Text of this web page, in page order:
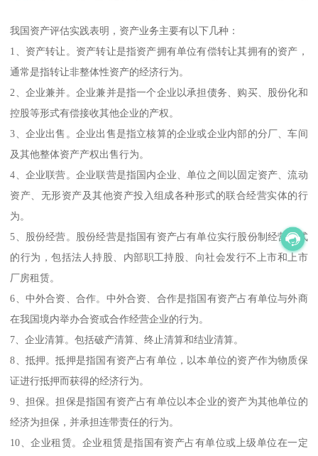
我国资产评估实践表明，资产业务主要有以下几种：
1、资产转让。资产转让是指资产拥有单位有偿转让其拥有的资产，
通常是指转让非整体性资产的经济行为。
2、企业兼并。企业兼并是指一个企业以承担债务、购买、股份化和
控股等形式有偿接收其他企业的产权。
3、企业出售。企业出售是指立核算的企业或企业内部的分厂、车间
及其他整体资产产权出售行为。
4、企业联营。企业联营是指国内企业、单位之间以固定资产、流动
资产、无形资产及其他资产投入组成各种形式的联合经营实体的行
为。
5、股份经营。股份经营是指国有资产占有单位实行股份制经营方式
的行为，包括法人持股、内部职工持股、向社会发行不上市和上市
厂房租赁。
6、中外合资、合作。中外合资、合作是指国有资产占有单位与外商
在我国境内举办合资或合作经营企业的行为。
7、企业清算。包括破产清算、终止清算和结业清算。
8、抵押。抵押是指国有资产占有单位，以本单位的资产作为物质保
证进行抵押而获得的经济行为。
9、担保。担保是指国有资产占有单位以本企业的资产为其他单位的
经济为担保，并承担连带责任的行为。
10、企业租赁。企业租赁是指国有资产占有单位或上级单位在一定